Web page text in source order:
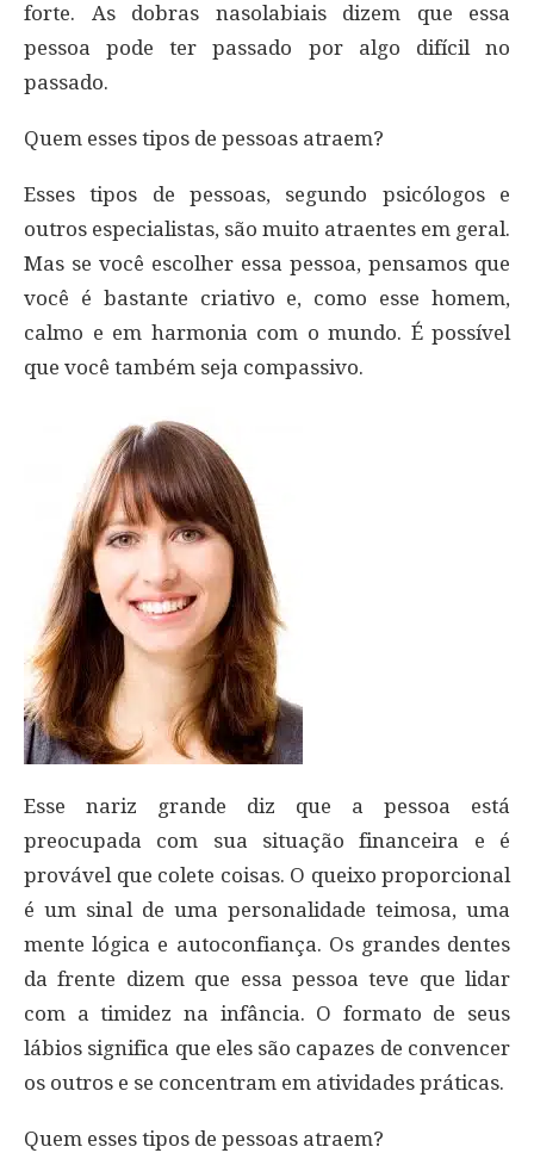
forte. As dobras nasolabiais dizem que essa
pessoa pode ter passado por algo difícil no
passado.
Quem esses tipos de pessoas atraem?
Esses tipos de pessoas, segundo psicólogos e
outros especialistas, são muito atraentes em geral.
Mas se você escolher essa pessoa, pensamos que
você é bastante criativo e, como esse homem,
calmo e em harmonia com o mundo. É possível
que você também seja compassivo.
Esse nariz grande diz que a pessoa está
preocupada com sua situação financeira e é
provável que colete coisas. O queixo proporcional
é um sinal de uma personalidade teimosa, uma
mente lógica e autoconfiança. Os grandes dentes
da frente dizem que essa pessoa teve que lidar
com a timidez na infância. O formato de seus
lábios significa que eles são capazes de convencer
os outros e se concentram em atividades práticas.
Quem esses tipos de pessoas atraem?